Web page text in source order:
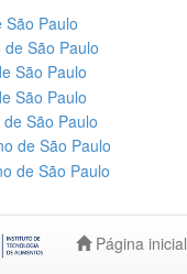
Página inicial